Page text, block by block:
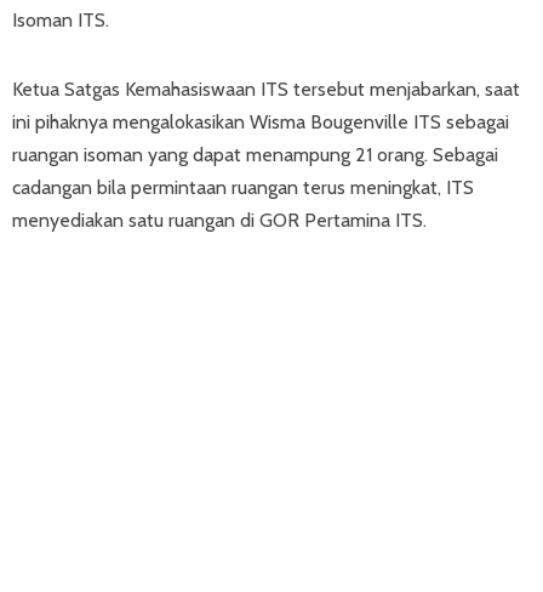
Isoman ITS.
Ketua Satgas Kemahasiswaan ITS tersebut menjabarkan, saat
ini pihaknya mengalokasikan Wisma Bougenville ITS sebagai
ruangan isoman yang dapat menampung 21 orang. Sebagai
cadangan bila permintaan ruangan terus meningkat, ITS
menyediakan satu ruangan di GOR Pertamina ITS.